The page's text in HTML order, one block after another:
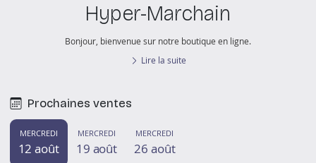
Hyper-Marchain
Bonjour, bienvenue sur notre boutique en ligne.
Lire la suite
Prochaines ventes
MERCREDI
12 août
MERCREDI
19 août
MERCREDI
26 août